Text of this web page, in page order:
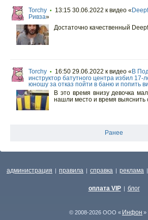
Torchy • 13:15 30.06.2022 к видео «
Ривза»
Достаточно качественный
Torchy • 16:50 29.06.2022 к видео « В
инструктор батутного центра избил 17-
юношу за отказ пойти в баню и попить
В это время внизу девочка
нашли место и время выяснить
Ранее
администрация | правила | справка | реклама |
оплата VIP | блог
© 2008-2026 ООО « Инфон »